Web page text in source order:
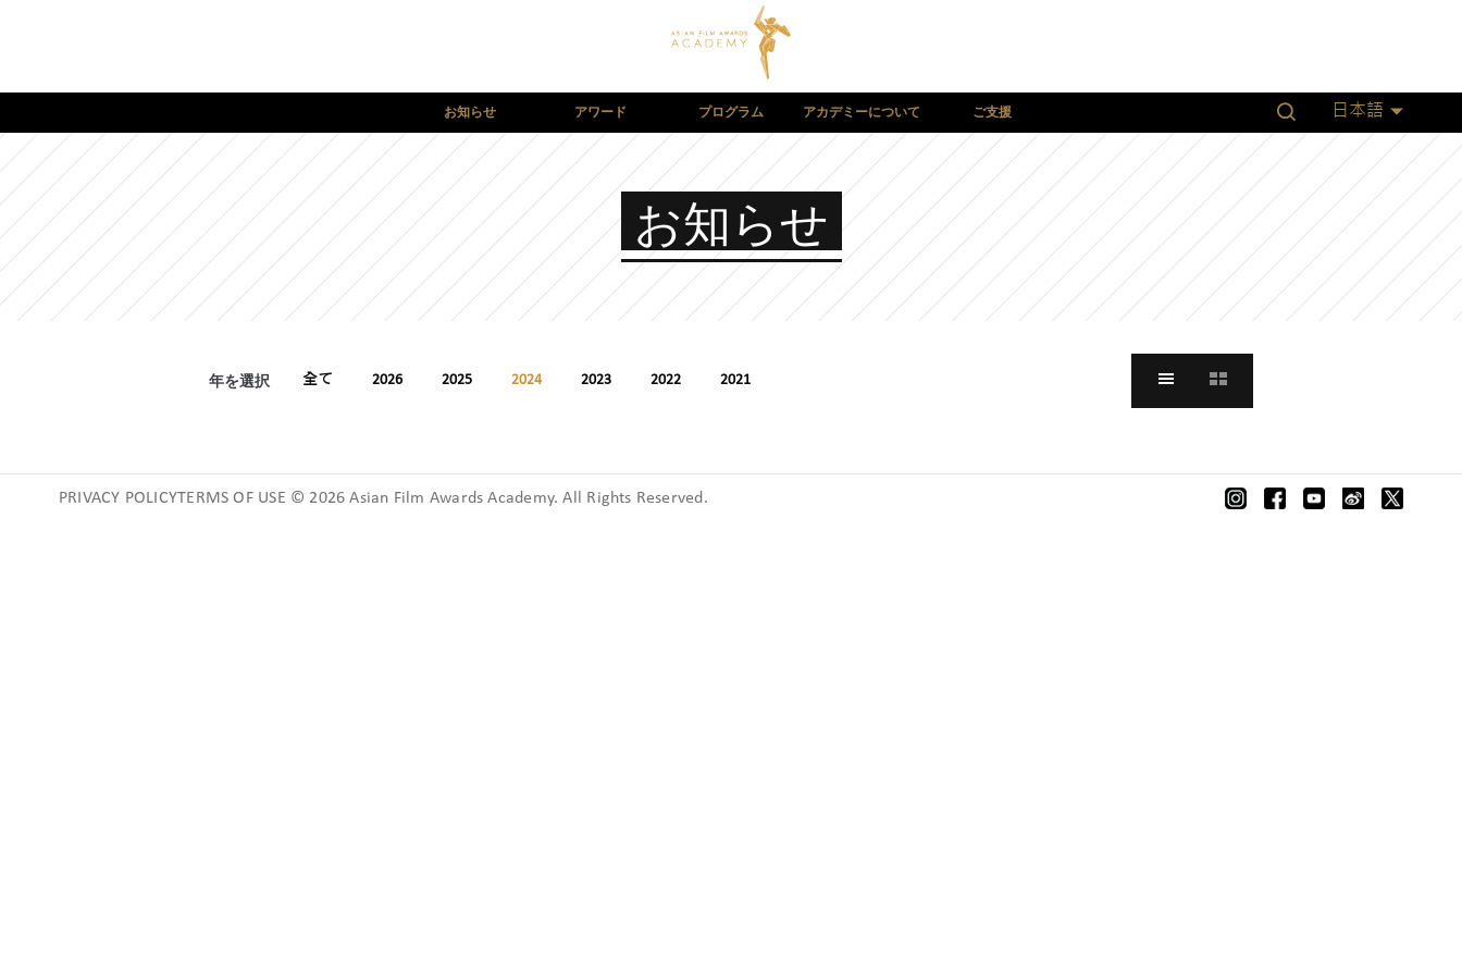
お知らせ アワード プログラム アカデミーについて ご支援 日本語
お知らせ
年を選択 全て 2026 2025 2024 2023 2022 2021
PRIVACY POLICYTERMS OF USE © 2026 Asian Film Awards Academy. All Rights Reserved.